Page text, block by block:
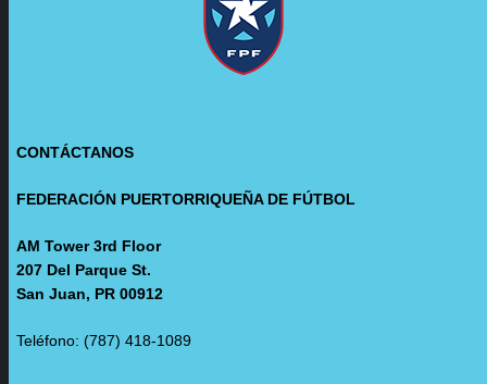
CONTÁCTANOS
FEDERACIÓN PUERTORRIQUEÑA DE FÚTBOL
AM Tower 3rd Floor
207 Del Parque St.
San Juan, PR 00912
Teléfono: (787) 418-1089